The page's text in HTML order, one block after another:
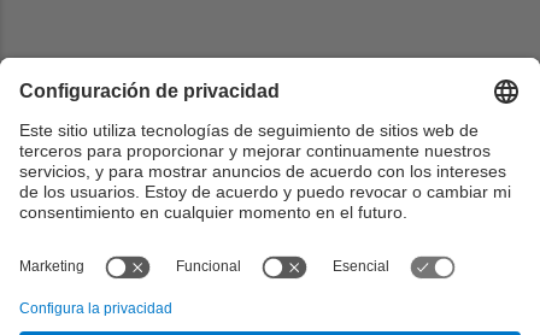
National Institute of Informatics
Centrado
Research Organization of Information and Systems
Japón
Web